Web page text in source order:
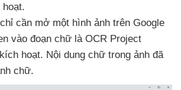
cần mở một hình ảnh trên Google
vào đoạn chữ là OCR Project
hoạt. Nội dung chữ trong ảnh đã
chữ.